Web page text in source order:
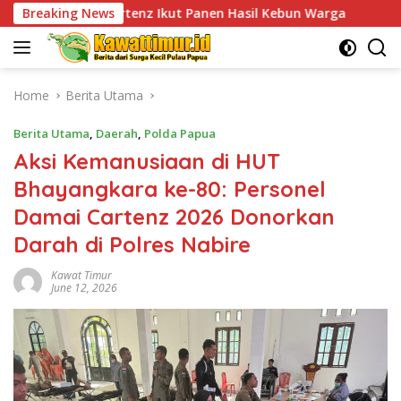
Skip
to
content
Breaking News
Ikut Panen Hasil Kebun Warga TPNPB Kodap XVI
Home Berita Utama
Berita Utama, Daerah, Polda Papua
Aksi Kemanusiaan di HUT
Bhayangkara ke-80: Personel
Damai Cartenz 2026 Donorkan
Darah di Polres Nabire
Kawat Timur
June 12, 2026